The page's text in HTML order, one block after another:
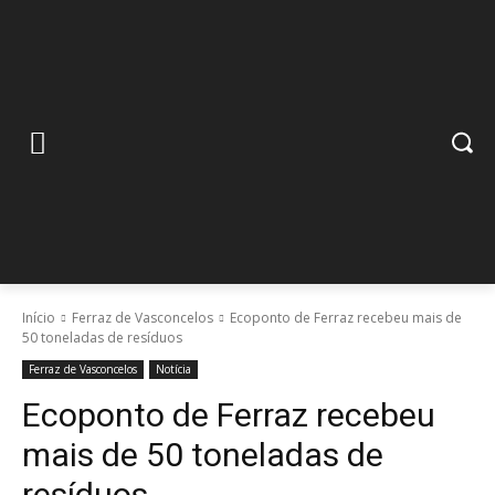
Início Ferraz de Vasconcelos
Ecoponto de Ferraz recebeu mais de
50 toneladas de resíduos
Ferraz de Vasconcelos Notícia
Ecoponto de Ferraz recebeu
mais de 50 toneladas de